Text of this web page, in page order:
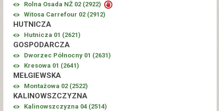
Rolna Osada NŻ 02 (2922)
Witosa Carrefour 02 (2912)
HUTNICZA
Hutnicza 01 (2621)
GOSPODARCZA
Dworzec Północny 01 (2631)
Kresowa 01 (2641)
MEŁGIEWSKA
Montażowa 02 (2522)
KALINOWSZCZYZNA
Kalinowszczyzna 04 (2514)